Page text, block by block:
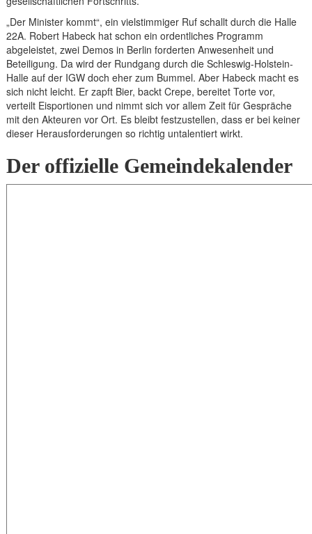
„Der Minister kommt“, ein vielstimmiger Ruf schallt durch die Halle
22A. Robert Habeck hat schon ein ordentliches Programm
abgeleistet, zwei Demos in Berlin forderten Anwesenheit und
Beteiligung. Da wird der Rundgang durch die Schleswig-Holstein-
Halle auf der IGW doch eher zum Bummel. Aber Habeck macht es
sich nicht leicht. Er zapft Bier, backt Crepe, bereitet Torte vor,
verteilt Eisportionen und nimmt sich vor allem Zeit für Gespräche
mit den Akteuren vor Ort. Es bleibt festzustellen, dass er bei keiner
dieser Herausforderungen so richtig untalentiert wirkt.
Der offizielle Gemeindekalender